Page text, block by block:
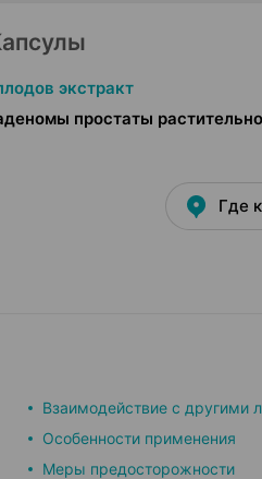
экстракт
простаты
Где
Взаимодействие с другими
Особенности применения
Меры предосторожности